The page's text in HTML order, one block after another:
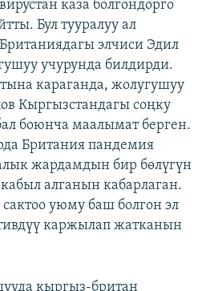
каза болгондорго
Бул тууралуу ал
элчиси Эдил
учурунда билдирди.
караганда, жолугушуу
Кыргызстандагы соңку
боюнча маалымат берген.
Британия пандемия
жардамдын бир бөлүгүн
алганын кабарлаган.
уюму баш болгон эл
каржылап жатканын
кыргыз-британ